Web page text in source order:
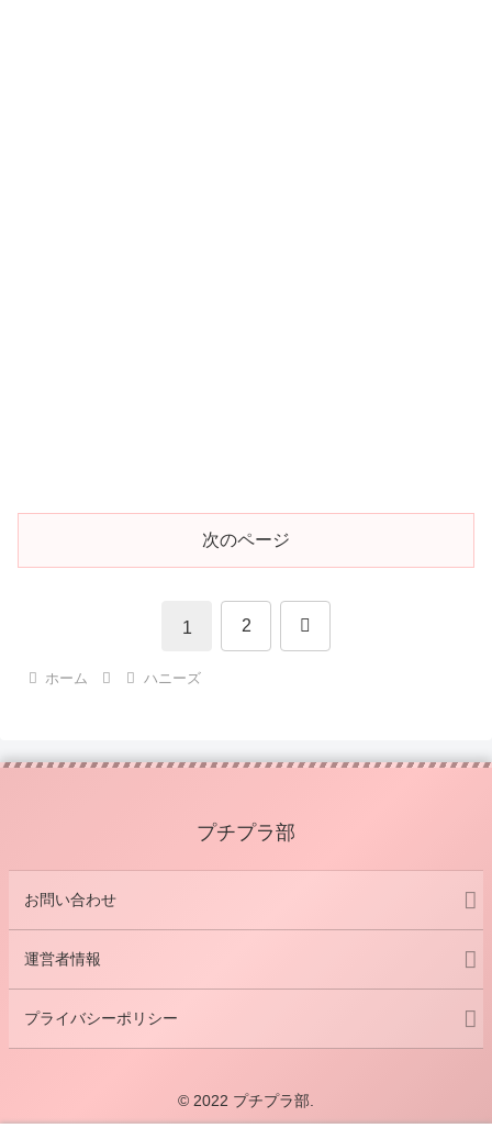
次のページ
1 2 次
ホーム ハニーズ
プチプラ部
お問い合わせ
運営者情報
プライバシーポリシー
© 2022 プチプラ部.